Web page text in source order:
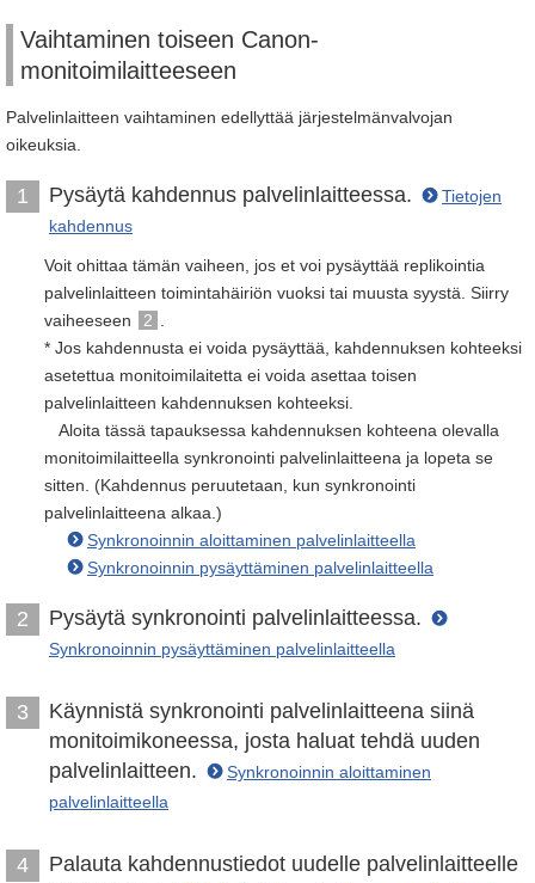
Vaihtaminen toiseen Canon-
monitoimilaitteeseen
Palvelinlaitteen vaihtaminen edellyttää järjestelmänvalvojan
oikeuksia.
1 Pysäytä kahdennus palvelinlaitteessa.
Tietojen
kahdennus
Voit ohittaa tämän vaiheen, jos et voi pysäyttää replikointia
palvelinlaitteen toimintahäiriön vuoksi tai muusta syystä. Siirry
vaiheeseen
2
* Jos kahdennusta ei voida pysäyttää, kahdennuksen kohteeksi
asetettua monitoimilaitetta ei voida asettaa toisen
palvelinlaitteen kahdennuksen kohteeksi.
Aloita tässä tapauksessa kahdennuksen kohteena olevalla
monitoimilaitteella synkronointi palvelinlaitteena ja lopeta se
sitten. (Kahdennus peruutetaan, kun synkronointi
palvelinlaitteena alkaa.)
Synkronoinnin aloittaminen palvelinlaitteella
Synkronoinnin pysäyttäminen palvelinlaitteella
2 Pysäytä synkronointi palvelinlaitteessa.
Synkronoinnin pysäyttäminen palvelinlaitteella
3
Käynnistä synkronointi palvelinlaitteena siinä
monitoimikoneessa, josta haluat tehdä uuden
palvelinlaitteen.
Synkronoinnin aloittaminen
palvelinlaitteella
4
Palauta kahdennustiedot uudelle palvelinlaitteelle